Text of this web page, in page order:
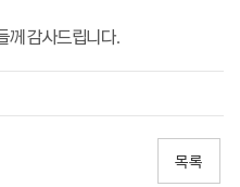
께 감사드립니다.